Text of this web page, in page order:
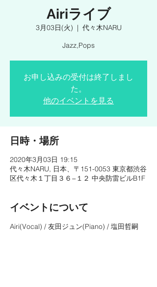
Airiライブ
3月03日(火)
  |
代々木NARU
Jazz,Pops
お申し込みの受付は終了しまし
た。
他のイベントを見る
日時・場所
2020年3月03日 19:15
代々木NARU, 日本、〒151-0053 東京都渋谷
区代々木１丁目３６−１２ 中央防雷ビルB1F
イベントについて
Airi(Vocal) / 友田ジュン(Piano) / 塩田哲嗣